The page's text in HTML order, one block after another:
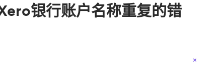
银行账户名称重复的错